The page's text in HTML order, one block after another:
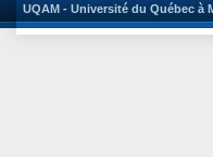
UQAM - Université du Québec à